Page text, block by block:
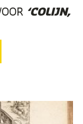
‘COLIJN,